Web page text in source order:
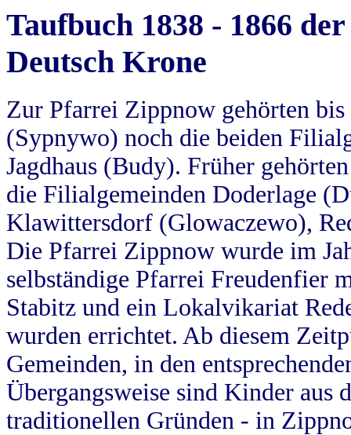
Taufbuch 1838 - 1866
Deutsch Krone
Zur Pfarrei Zippnow gehörten
(Sypnywo) noch die beiden
Jagdhaus (Budy). Früher
die Filialgemeinden Doderlage
Klawittersdorf (Glowaczewo),
Die Pfarrei Zippnow wurde im
selbständige Pfarrei Freudenfier
Stabitz und ein Lokalvikariat
wurden errichtet. Ab diesem
Gemeinden, in den
Übergangsweise sind Kinder aus
traditionellen Gründen - in